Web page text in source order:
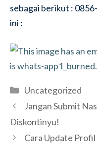
sebagai berikut :
ini :
Categories
Uncategorized
Jangan Submit
Diskontinyu!
Cara Update